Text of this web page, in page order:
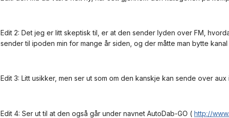
Edit 2: Det jeg er litt skeptisk til, er at den sender lyden over FM,
sender til ipoden min for mange år siden, og der måtte man bytte kanal
Edit 3: Litt usikker, men ser ut som om den kanskje kan sende over
Edit 4: Ser ut til at den også går under navnet AutoDab-GO ( http://